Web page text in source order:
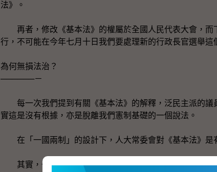
法》。
再者，修改《基本法》的權屬於全國人民代表大會，而
行，不可能在今年七月十日我們要處理新的行政長官選舉
為何無損法治？
──────－
每一次我們提到有關《基本法》的解釋，泛民主派的議
實這是沒有根據，亦是脫離我們憲制基礎的一個說法。
在「一國兩制」的設計下，人大常委會對《基本法》是
其實，一九九九年二月時，終審法院已經明確表示，如